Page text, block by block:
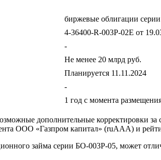
биржевые облигации
4-36400-R-003P-02E от
-
Не менее 20 млрд руб.
Планируется 11.11.2024
-
1 год с момента
дополнительные корректировки
ООО «Газпром капитал» (ruAAА) и
займа серии БО-003Р-05, может